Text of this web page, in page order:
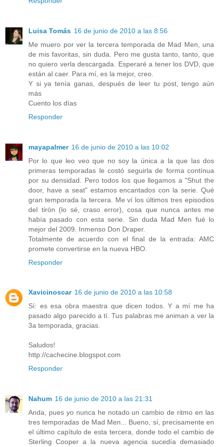
Luisa Tomás 16 de junio de 2010 a las 8:56
Me muero por ver la tercera temporada de Mad Men, una
de mis favoritas, sin duda. Pero me gusta tanto, tanto, que
no quiero verla descargada. Esperaré a tener los DVD, que
están al caer. Para mí, es la mejor, creo.
Y si ya tenía ganas, después de leer tu post, tengo aún
más
Cuento los días
Responder
mayapalmer 16 de junio de 2010 a las 10:02
Por lo que leo veo que no soy la única a la que las dos
primeras temporadas le costó seguirla de forma contínua
por su densidad. Pero todos los que llegamos a "Shut the
door, have a seat" estamos encantados con la serie. Qué
gran temporada la tercera. Me ví los últimos tres episodios
del tirón (lo sé, craso error), cosa que nunca antes me
había pasado con esta serie. Sin duda Mad Men fué lo
mejor del 2009. Inmenso Don Draper.
Totalmente de acuerdo con el final de la entrada: AMC
promete convertirse en la nueva HBO.
Responder
Xavicinoscar 16 de junio de 2010 a las 10:58
Sí: es esa obra maestra que dicen todos. Y a mí me ha
pasado algo parecido a tí. Tus palabras me animan a ver la
3a temporada, gracias.
Saludos!
http://cachecine.blogspot.com
Responder
Nahum 16 de junio de 2010 a las 21:31
Anda, pues yo nunca he notado un cambio de ritmo en las
tres temporadas de Mad Men... Bueno, sí, precisamente en
el último capítulo de esta tercera, donde todo el cambio de
Sterling Cooper a la nueva agencia sucedía demasiado